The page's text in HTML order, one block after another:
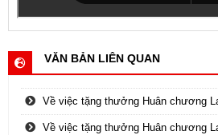
VĂN BẢN LIÊN QUAN
Về việc tặng thưởng Huân chương
Về việc tặng thưởng Huân chương